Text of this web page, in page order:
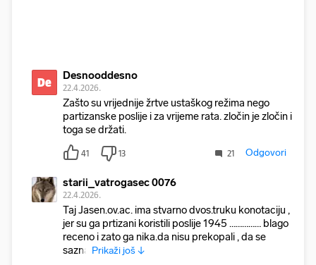
De Desnooddesno
22.4.2026.
Zašto su vrijednije žrtve ustaškog režima nego
partizanske poslije i za vrijeme rata. zločin je zločin i
toga se držati.
41 13 21 Odgovori
starii_vatrogasec 0076
22.4.2026.
Taj Jasen.ov.ac. ima stvarno dvos.truku konotaciju ,
jer su ga prtizani koristili poslije 1945 …………… blago
receno i zato ga nika.da nisu prekopali , da se
sazna Prikaži još ↓